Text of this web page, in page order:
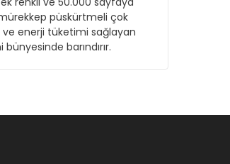
püskürtmeli çok
ve enerji tüketimi sağlayan
barındırır.